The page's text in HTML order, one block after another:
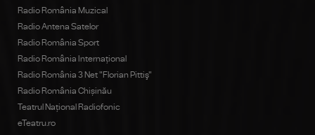
Radio România Muzical
Radio Antena Satelor
Radio România Sport
Radio România Internațional
Radio România 3 Net "Florian Pittiş"
Radio România Chișinău
Teatrul Național Radiofonic
eTeatru.ro